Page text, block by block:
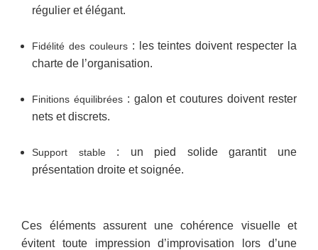
régulier et élégant.
Fidélité des couleurs: les teintes doivent respecter la
charte de l’organisation.
Finitions équilibrées: galon et coutures doivent rester
nets et discrets.
Support stable: un pied solide garantit une
présentation droite et soignée.
Ces éléments assurent une cohérence visuelle et
évitent toute impression d’improvisation lors d’une